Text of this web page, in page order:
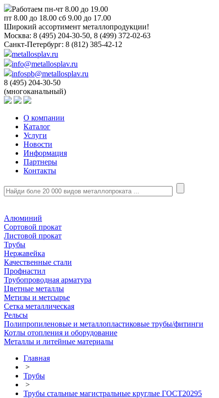
Работаем пн-чт 8.00 до 19.00
пт 8.00 до 18.00 сб 9.00 до 17.00
Широкий ассортимент металлопродукции!
Москва: 8 (495) 204-30-50, 8 (499) 372-02-63
Санкт-Петербург: 8 (812) 385-42-12
metallosplav.ru
info@metallosplav.ru
infospb@metallosplav.ru
8 (495) 204-30-50
(многоканальный)
О компании
Каталог
Услуги
Новости
Информация
Партнеры
Контакты
Алюминий
Сортовой прокат
Листовой прокат
Трубы
Нержавейка
Качественные стали
Профнастил
Трубопроводная арматура
Цветные металлы
Метизы и метсырье
Сетка металлическая
Рельсы
Полипропиленовые и металлопластиковые трубы/фитинги
Котлы отопления и оборудование
Металлы и литейные материалы
Главная
>
Трубы
>
Трубы стальные магистральные круглые ГОСТ20295